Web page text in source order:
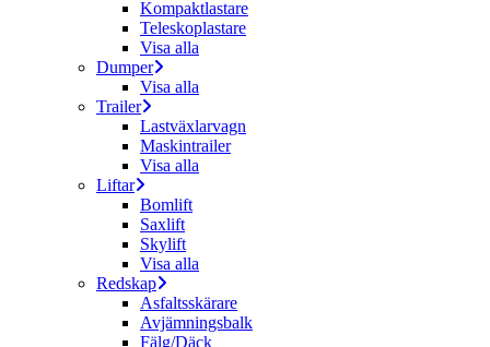
Kompaktlastare
Teleskoplastare
Visa alla
Dumper
Visa alla
Trailer
Lastväxlarvagn
Maskintrailer
Visa alla
Liftar
Bomlift
Saxlift
Skylift
Visa alla
Redskap
Asfaltsskärare
Avjämningsbalk
Fälg/Däck